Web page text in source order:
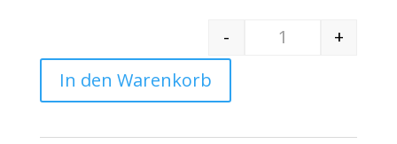
Quantity
-
+
In den Warenkorb